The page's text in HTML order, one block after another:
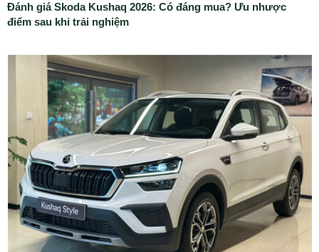
Đánh giá Skoda Kushaq 2026: Có đáng mua? Ưu nhược
điểm sau khi trải nghiệm